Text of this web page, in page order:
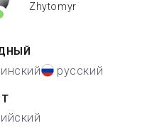
Zhytomyr
русский